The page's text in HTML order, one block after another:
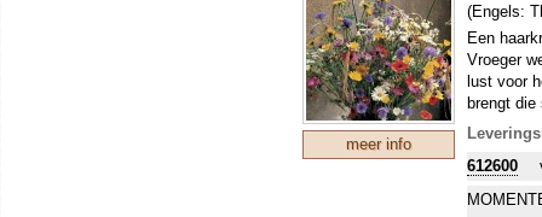
Senecio
Valeriana
Silaum
De 10
Agrostis
Carex
meer info
(Engels:
Een
Vroeger
lust voor
brengt
612600